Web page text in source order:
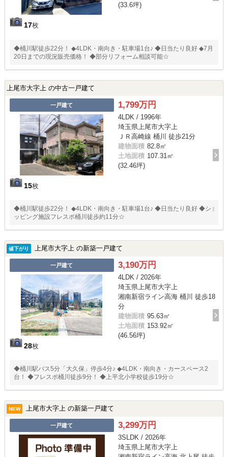
17枚
(33.6坪)
◆桶川駅徒歩22分！ ◆4LDK・南向き・駐車場1台♪ ◆日当たり良好 ◆7月
20日までの現況販売価格！ ◆部分リフォーム相談可能☆
上尾市大字上 の中古一戸建て
一戸建て
15枚
1,799万円
4LDK / 1996年
埼玉県上尾市大字上
ＪＲ高崎線 桶川 徒歩21分
建物面積 82.8㎡
土地面積 107.31㎡
(32.46坪)
◆桶川駅徒歩22分！ ◆4LDK・南向き・駐車場1台♪ ◆日当たり良好 ◆ショ
ッピング施設フレスポ桶川徒歩約11分☆
値下がり 上尾市大字上 の新築一戸建て
一戸建て
28枚
3,190万円
4LDK / 2026年
埼玉県上尾市大字上
湘南新宿ライン高海 桶川 徒歩18
分
建物面積 95.63㎡
土地面積 153.92㎡
(46.56坪)
◆桶川駅バス5分「大久保」停歩4分♪ ◆4LDK・南向き・カースペース2
台！ ◆フレスポ桶川徒歩9分！ ◆上平北小学校徒歩19分☆
NEW 上尾市大字上 の新築一戸建て
一戸建て 3,299万円
3SLDK / 2026年
埼玉県上尾市大字上